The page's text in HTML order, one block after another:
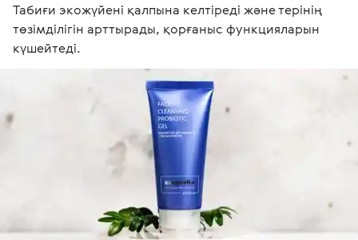
Табиғи экожүйені қалпына келтіреді және терінің
төзімділігін арттырады, қорғаныс функцияларын